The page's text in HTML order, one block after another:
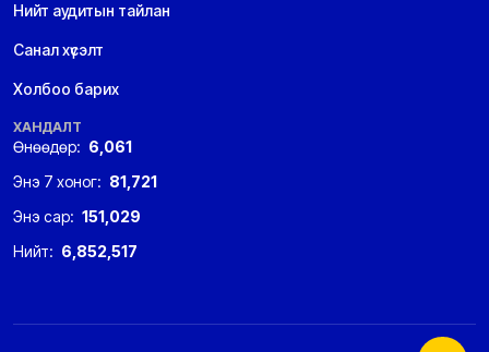
Нийт аудитын тайлан
Санал хүсэлт
Холбоо барих
ХАНДАЛТ
Өнөөдөр: 6,061
Энэ 7 хоног: 81,721
Энэ сар: 151,029
Нийт: 6,852,517